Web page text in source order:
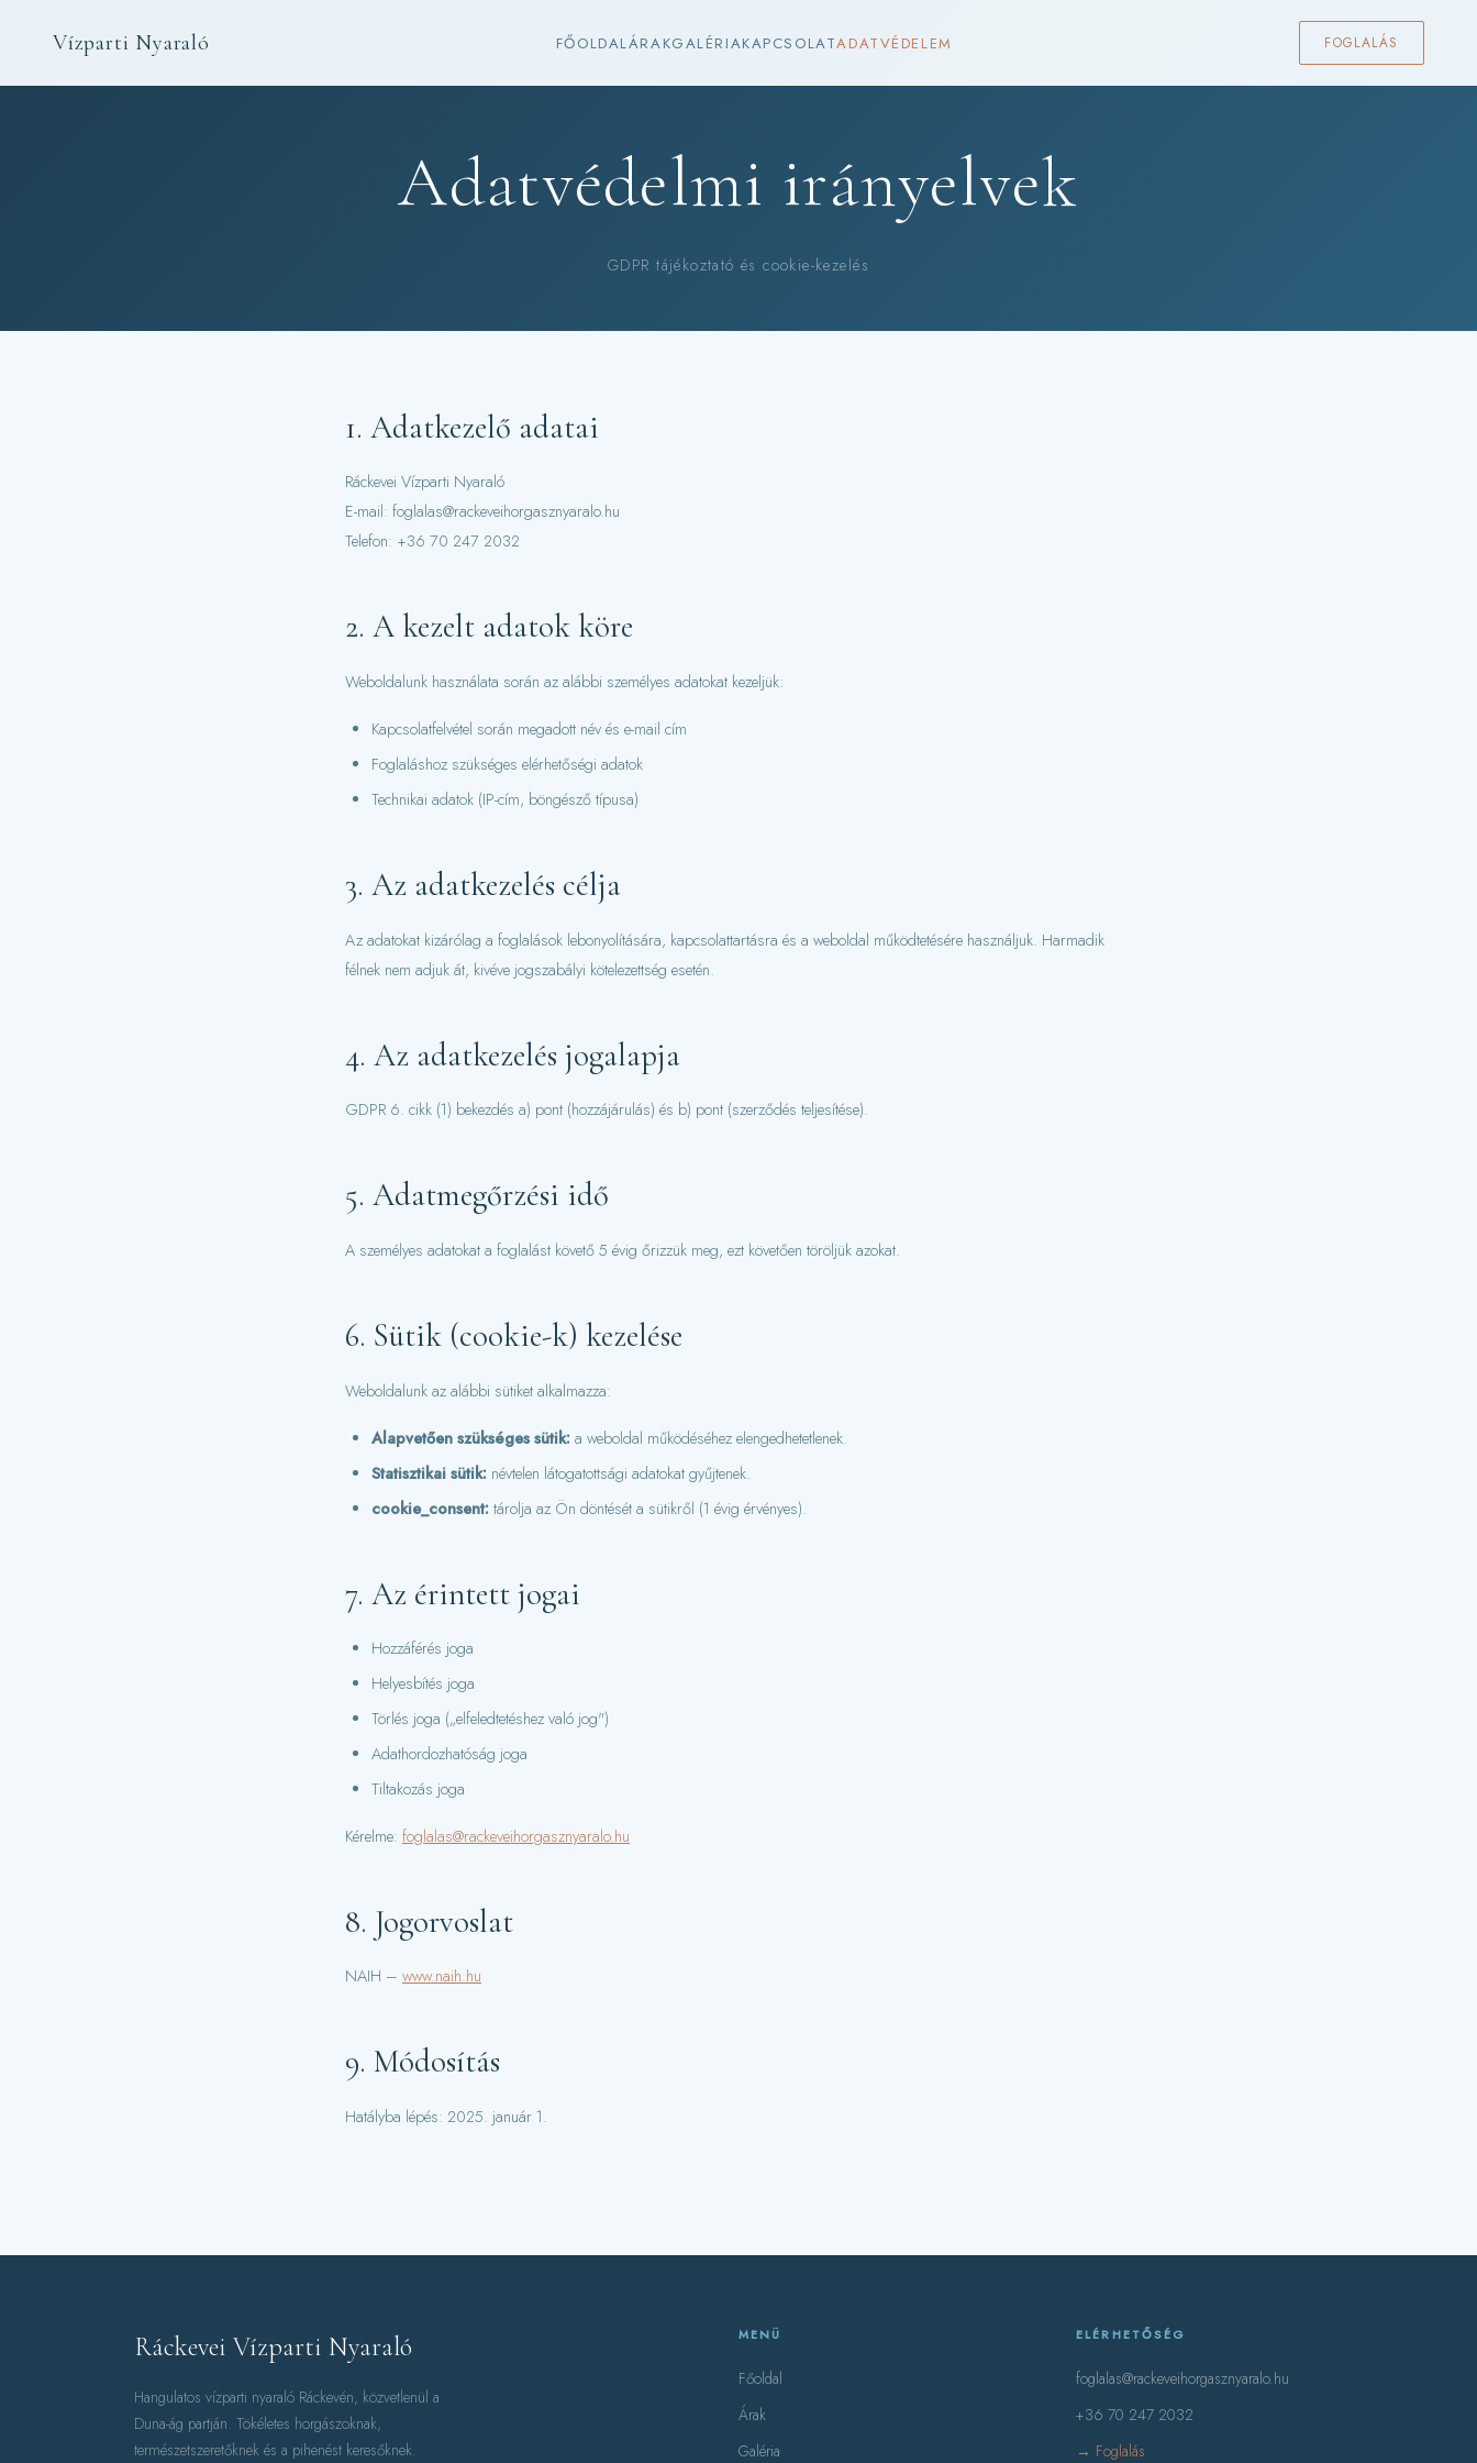
Vízparti Nyaraló FŐOLDALÁRAKGALÉRIAKAPCSOLATADATVÉDELEM FOGLALÁS
Adatvédelmi irányelvek
GDPR tájékoztató és cookie-kezelés
1. Adatkezelő adatai
Ráckevei Vízparti Nyaraló
E-mail: foglalas@rackeveihorgasznyaralo.hu
Telefon: +36 70 247 2032
2. A kezelt adatok köre
Weboldalunk használata során az alábbi személyes adatokat kezeljük:
Kapcsolatfelvétel során megadott név és e-mail cím
Foglaláshoz szükséges elérhetőségi adatok
Technikai adatok (IP-cím, böngésző típusa)
3. Az adatkezelés célja
Az adatokat kizárólag a foglalások lebonyolítására, kapcsolattartásra és a weboldal működtetésére használjuk. Harmadik
félnek nem adjuk át, kivéve jogszabályi kötelezettség esetén.
4. Az adatkezelés jogalapja
GDPR 6. cikk (1) bekezdés a) pont (hozzájárulás) és b) pont (szerződés teljesítése).
5. Adatmegőrzési idő
A személyes adatokat a foglalást követő 5 évig őrizzük meg, ezt követően töröljük azokat.
6. Sütik (cookie-k) kezelése
Weboldalunk az alábbi sütiket alkalmazza:
Alapvetően szükséges sütik: a weboldal működéséhez elengedhetetlenek.
Statisztikai sütik: névtelen látogatottsági adatokat gyűjtenek.
cookie_consent: tárolja az Ön döntését a sütikről (1 évig érvényes).
7. Az érintett jogai
Hozzáférés joga
Helyesbítés joga
Törlés joga („elfeledtetéshez való jog")
Adathordozhatóság joga
Tiltakozás joga
Kérelme: foglalas@rackeveihorgasznyaralo.hu
8. Jogorvoslat
NAIH – www.naih.hu
9. Módosítás
Hatályba lépés: 2025. január 1.
Ráckevei Vízparti Nyaraló
Hangulatos vízparti nyaraló Ráckevén, közvetlenül a
Duna-ág partján. Tökéletes horgászoknak,
természetszeretőknek és a pihenést keresőknek.
MENÜ
Főoldal
Árak
Galéria
ELÉRHETŐSÉG
foglalas@rackeveihorgasznyaralo.hu
+36 70 247 2032
→ Foglalás